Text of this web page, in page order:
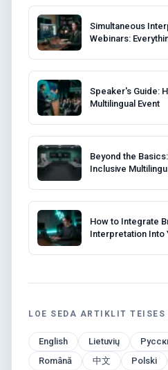
Simultaneous
Webinars:
Speaker's Guide:
Multilingual Event
Beyond the
Inclusive
How to Integrate
Interpretation Into
LOE SEDA ARTIKLIT TEISES
English Lietuvių
Română
中文 Polski